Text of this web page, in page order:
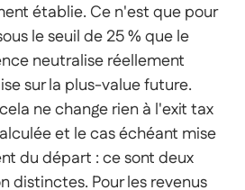
établie. Ce n'est que pour
le seuil de 25 % que le
neutralise réellement
sur la plus-value future.
ne change rien à l'exit tax
et le cas échéant mise
du départ : ce sont deux
distinctes. Pour les revenus